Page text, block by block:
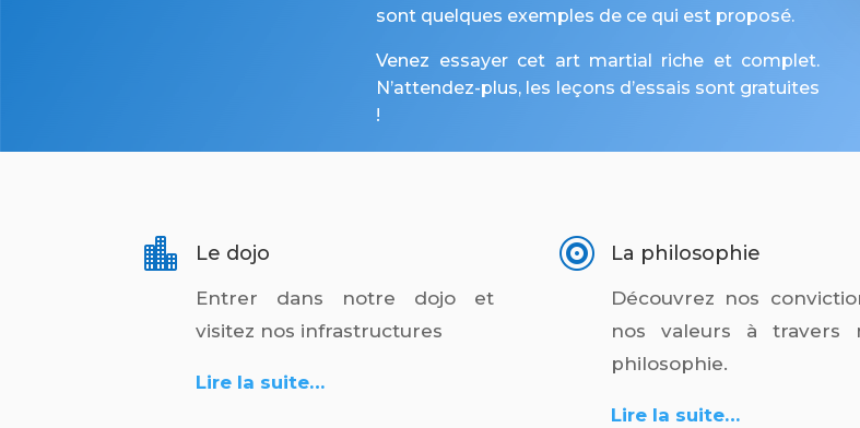
sont quelques exemples de ce qui est proposé.
Venez essayer cet art martial riche et complet.
N’attendez-plus, les leçons d’essais sont gratuites
!
 Le dojo
Entrer dans notre dojo et
visitez nos infrastructures
Lire la suite…
 La philosophie
Découvrez nos
nos valeurs à travers
philosophie.
Lire la suite…